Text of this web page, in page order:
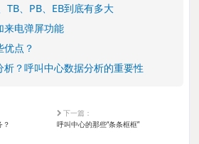
TB、PB、EB到底有多大
来电弹屏功能
点？
？呼叫中心数据分析的重要性
？
下一篇：
呼叫中心的那些“条条框框”